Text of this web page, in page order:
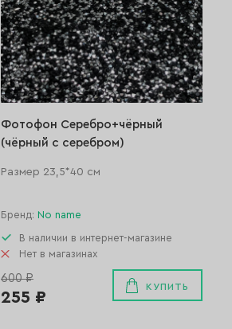
Фотофон Серебро+чёрный
(чёрный с серебром)
Размер 23,5*40 см
Бренд: No name
В наличии в интернет-магазине
Нет в магазинах
600 ₽
255 ₽
КУПИТЬ